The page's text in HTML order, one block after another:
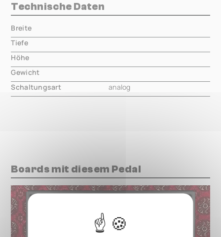
Technische Daten
Breite
Tiefe
Höhe
Gewicht
Schaltungsart
analog
Boards mit diesem Pedal